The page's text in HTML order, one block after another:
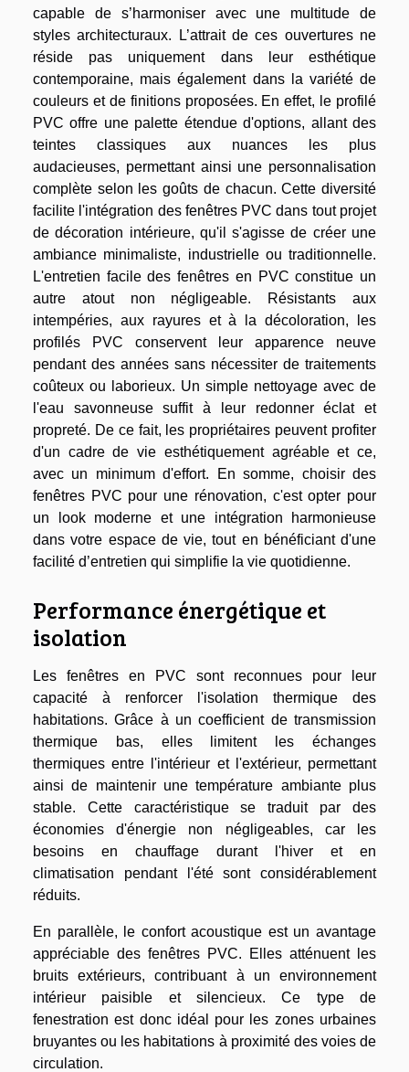
capable de s’harmoniser avec une multitude de
styles architecturaux. L’attrait de ces ouvertures ne
réside pas uniquement dans leur esthétique
contemporaine, mais également dans la variété de
couleurs et de finitions proposées. En effet, le profilé
PVC offre une palette étendue d'options, allant des
teintes classiques aux nuances les plus
audacieuses, permettant ainsi une personnalisation
complète selon les goûts de chacun. Cette diversité
facilite l'intégration des fenêtres PVC dans tout projet
de décoration intérieure, qu'il s'agisse de créer une
ambiance minimaliste, industrielle ou traditionnelle.
L'entretien facile des fenêtres en PVC constitue un
autre atout non négligeable. Résistants aux
intempéries, aux rayures et à la décoloration, les
profilés PVC conservent leur apparence neuve
pendant des années sans nécessiter de traitements
coûteux ou laborieux. Un simple nettoyage avec de
l'eau savonneuse suffit à leur redonner éclat et
propreté. De ce fait, les propriétaires peuvent profiter
d'un cadre de vie esthétiquement agréable et ce,
avec un minimum d'effort. En somme, choisir des
fenêtres PVC pour une rénovation, c'est opter pour
un look moderne et une intégration harmonieuse
dans votre espace de vie, tout en bénéficiant d'une
facilité d’entretien qui simplifie la vie quotidienne.
Performance énergétique et
isolation
Les fenêtres en PVC sont reconnues pour leur
capacité à renforcer l'isolation thermique des
habitations. Grâce à un coefficient de transmission
thermique bas, elles limitent les échanges
thermiques entre l'intérieur et l'extérieur, permettant
ainsi de maintenir une température ambiante plus
stable. Cette caractéristique se traduit par des
économies d'énergie non négligeables, car les
besoins en chauffage durant l'hiver et en
climatisation pendant l'été sont considérablement
réduits.
En parallèle, le confort acoustique est un avantage
appréciable des fenêtres PVC. Elles atténuent les
bruits extérieurs, contribuant à un environnement
intérieur paisible et silencieux. Ce type de
fenestration est donc idéal pour les zones urbaines
bruyantes ou les habitations à proximité des voies de
circulation.